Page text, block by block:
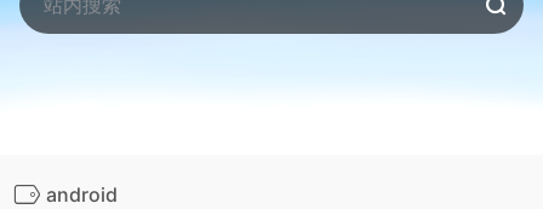
android